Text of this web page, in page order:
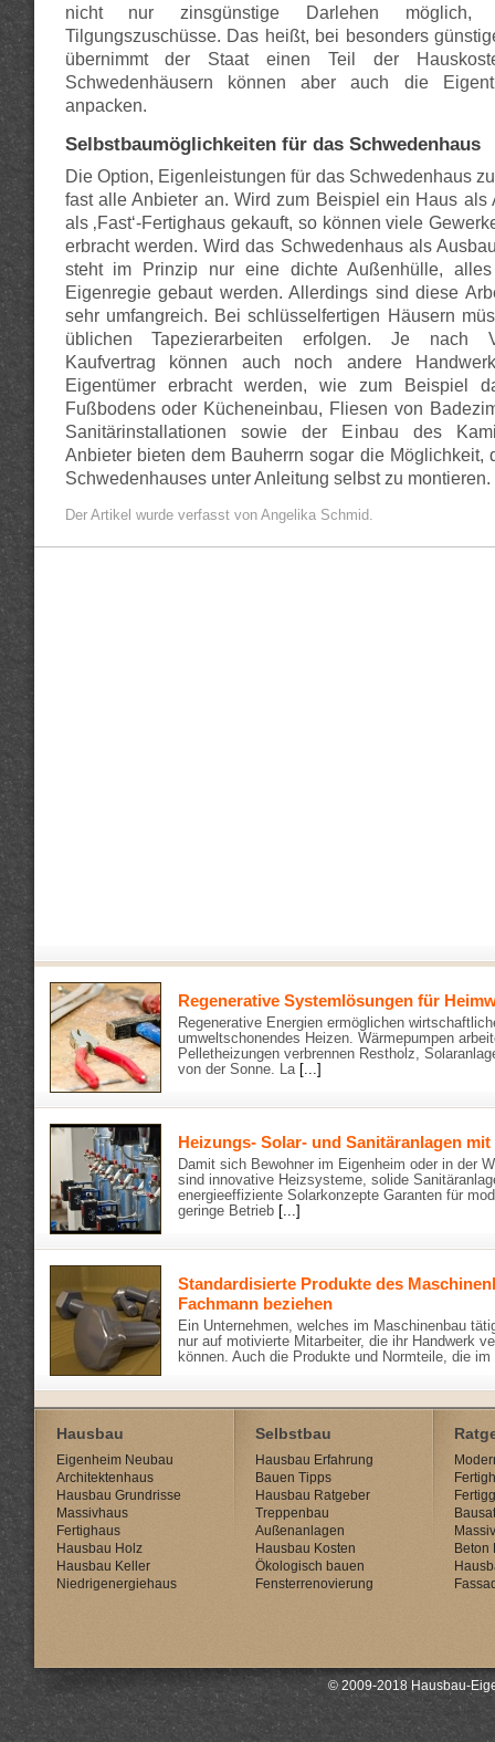
nicht nur zinsgünstige Darlehen möglich,
Tilgungszuschüsse. Das heißt, bei besonders
übernimmt der Staat einen Teil der
Schwedenhäusern können aber auch die
anpacken.
Selbstbaumöglichkeiten für das Schwedenhaus
Die Option, Eigenleistungen für das Schwedenhaus
fast alle Anbieter an. Wird zum Beispiel ein Haus als
als ‚Fast‘-Fertighaus gekauft, so können viele
erbracht werden. Wird das Schwedenhaus als
steht im Prinzip nur eine dichte Außenhülle,
Eigenregie gebaut werden. Allerdings sind diese
sehr umfangreich. Bei schlüsselfertigen Häusern
üblichen Tapezierarbeiten erfolgen. Je nach
Kaufvertrag können auch noch andere
Eigentümer erbracht werden, wie zum Beispiel
Fußbodens oder Kücheneinbau, Fliesen von
Sanitärinstallationen sowie der Einbau des
Anbieter bieten dem Bauherrn sogar die Möglichkeit,
Schwedenhauses unter Anleitung selbst zu montieren.
Der Artikel wurde verfasst von Angelika Schmid.
Regenerative Systemlösungen für
Regenerative Energien ermöglichen
umweltschonendes Heizen. Wärmepumpen
Pelletheizungen verbrennen Restholz,
von der Sonne. La [...]
Heizungs- Solar- und Sanitäranlagen
Damit sich Bewohner im Eigenheim oder in der
sind innovative Heizsysteme, solide
energieeffiziente Solarkonzepte Garanten für
geringe Betrieb
[...]
Standardisierte Produkte des
Fachmann beziehen
Ein Unternehmen, welches im Maschinenbau
nur auf motivierte Mitarbeiter, die ihr Handwerk
können. Auch die Produkte und Normteile, die
Hausbau
Eigenheim Neubau
Architektenhaus
Hausbau Grundrisse
Massivhaus
Fertighaus
Hausbau Holz
Hausbau Keller
Niedrigenergiehaus
Selbstbau
Hausbau Erfahrung
Bauen Tipps
Hausbau Ratgeber
Treppenbau
Außenanlagen
Hausbau Kosten
Ökologisch bauen
Fensterrenovierung
Beton
© 2009-2018 Hausbau-